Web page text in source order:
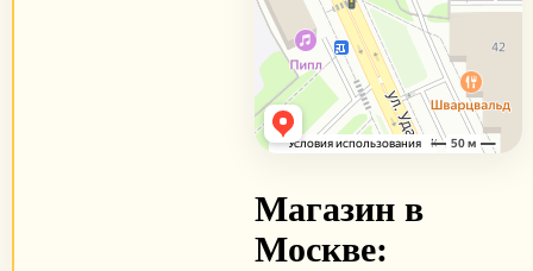
Магазин в
Москве: